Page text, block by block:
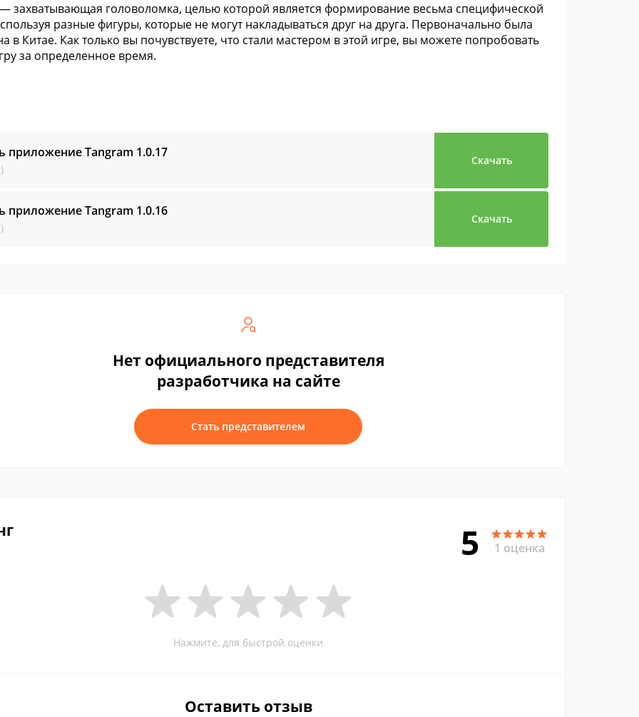
захватывающая головоломка, целью которой является формирование весьма специфической
разные фигуры, которые не могут накладываться друг на друга. Первоначально была
в Китае. Как только вы почувствуете, что стали мастером в этой игре, вы можете попробовать
за определенное время.
приложение Tangram 1.0.17
Скачать
приложение Tangram 1.0.16
Скачать
Нет официального представителя
разработчика на сайте
Стать представителем
5 1 оценка
Нажмите, для быстрой оценки
Оставить отзыв